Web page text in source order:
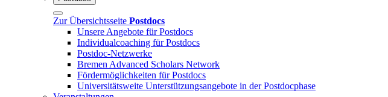
Zur Übersichtsseite Postdocs
Unsere Angebote für Postdocs
Individualcoaching für Postdocs
Postdoc-Netzwerke
Bremen Advanced Scholars Network
Fördermöglichkeiten für Postdocs
Universitätsweite Unterstützungsangebote in der Postdocphase